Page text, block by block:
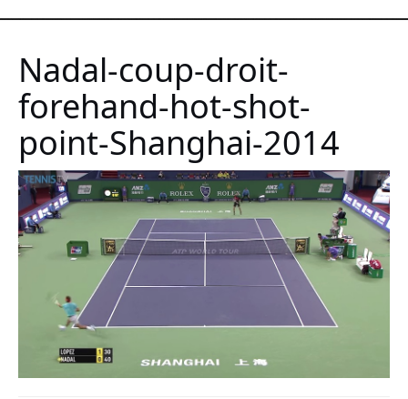
Nadal-coup-droit-
forehand-hot-shot-
point-Shanghai-2014